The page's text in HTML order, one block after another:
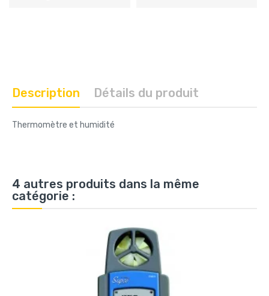
Description Détails du produit
Thermomètre et humidité
4 autres produits dans la même
catégorie :